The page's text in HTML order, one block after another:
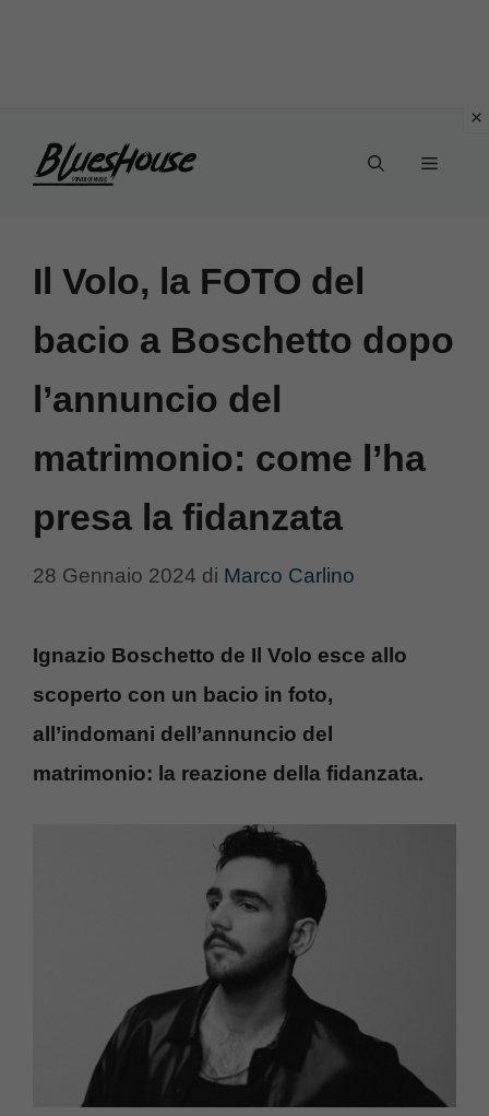
Menu
Il Volo, la FOTO del
bacio a Boschetto dopo
l’annuncio del
matrimonio: come l’ha
presa la fidanzata
28 Gennaio 2024 di Marco Carlino
Ignazio Boschetto de Il Volo esce allo
scoperto con un bacio in foto,
all’indomani dell’annuncio del
matrimonio: la reazione della fidanzata.